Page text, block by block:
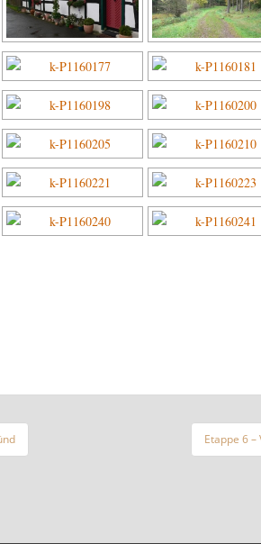
Etappe 6